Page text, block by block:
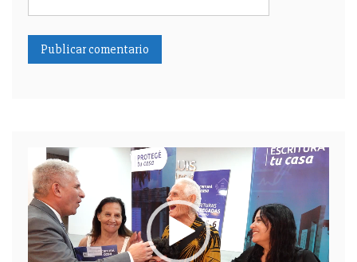
Reproductor
de
video